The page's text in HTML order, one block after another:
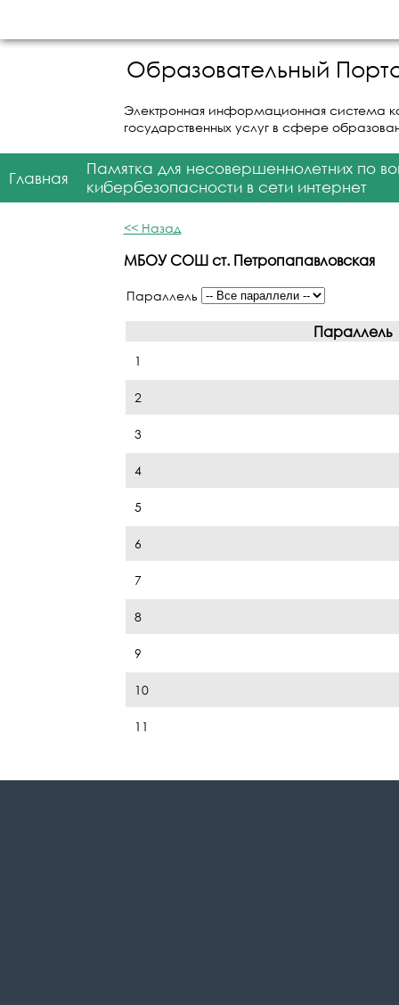
Образовательный
Электронная информационная система
государственных услуг в сфере
Главная
Памятка для несовершеннолетних по
кибербезопасности в сети интернет
<< Назад
МБОУ СОШ ст. Петропапавловская
Параллель
Параллель
1
2
3
4
5
6
7
8
9
10
11